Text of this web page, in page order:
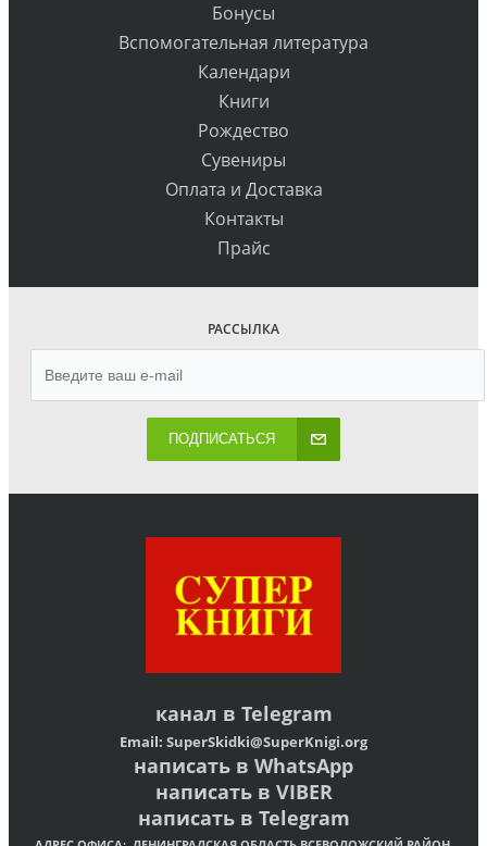
Бонусы
Вспомогательная литература
Календари
Книги
Рождество
Сувениры
Оплата и Доставка
Контакты
Прайс
РАССЫЛКА
ПОДПИСАТЬСЯ
канал в Telegram
Email: SuperSkidki@SuperKnigi.org
написать в WhatsApp
написать в VIBER
написать в Telegram